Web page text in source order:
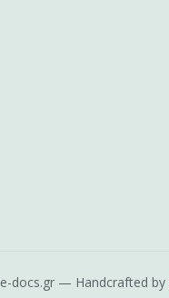
e-docs.gr — Handcrafted by